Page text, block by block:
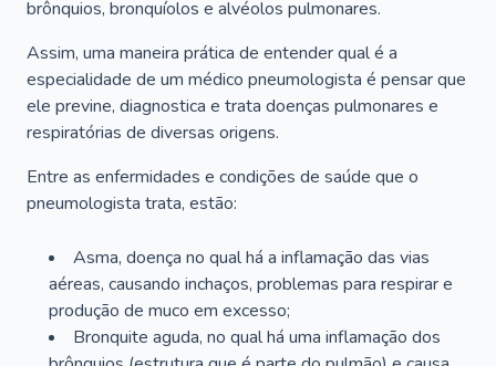
brônquios, bronquíolos e alvéolos pulmonares.
Assim, uma maneira prática de entender qual é a
especialidade de um médico pneumologista é pensar que
ele previne, diagnostica e trata doenças pulmonares e
respiratórias de diversas origens.
Entre as enfermidades e condições de saúde que o
pneumologista trata, estão:
Asma, doença no qual há a inflamação das vias
aéreas, causando inchaços, problemas para respirar e
produção de muco em excesso;
Bronquite aguda, no qual há uma inflamação dos